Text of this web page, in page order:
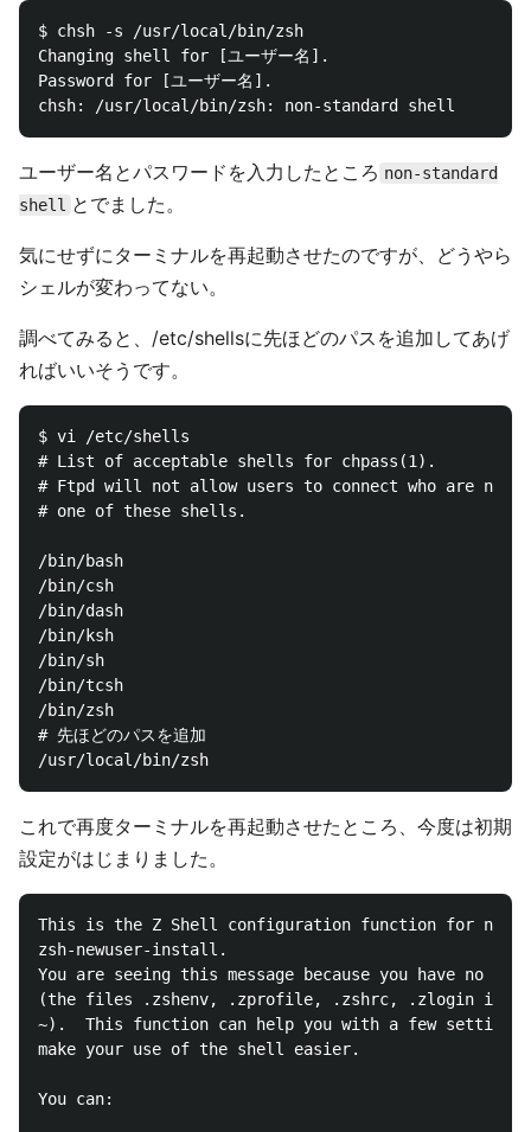
$ chsh -s /usr/local/bin/zsh
Changing shell for [ユーザー名].
Password for [ユーザー名].
ユーザー名とパスワードを入力したところ non-standard
shell とでました。
気にせずにターミナルを再起動させたのですが、どうやら
シェルが変わってない。
調べてみると、/etc/shellsに先ほどのパスを追加してあげ
ればいいそうです。
$ vi /etc/shells
# List of acceptable shells for chpass(1).
# Ftpd will not allow users to connect who are not
# one of these shells.
/bin/bash
/bin/csh
/bin/dash
/bin/ksh
/bin/sh
/bin/tcsh
/bin/zsh
# 先ほどのパスを追加
これで再度ターミナルを再起動させたところ、今度は初期
設定がはじまりました。
This is the Z Shell configuration function for new
zsh-newuser-install.
You are seeing this message because you have no
(the files .zshenv, .zprofile, .zshrc, .zlogin in
~).  This function can help you with a few settings
make your use of the shell easier.
You can: